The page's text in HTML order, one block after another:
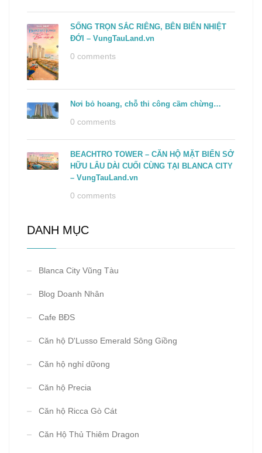
SỐNG TRỌN SẮC RIÊNG, BÊN BIỂN NHIỆT
ĐỚI – VungTauLand.vn
0 comments
Nơi bỏ hoang, chỗ thi công cầm chừng…
0 comments
BEACHTRO TOWER – CĂN HỘ MẶT BIỂN SỞ
HỮU LÂU DÀI CUỐI CÙNG TẠI BLANCA CITY
– VungTauLand.vn
0 comments
DANH MỤC
Blanca City Vũng Tàu
Blog Doanh Nhân
Cafe BĐS
Căn hộ D'Lusso Emerald Sông Giồng
Căn hộ nghỉ dữong
Căn hộ Precia
Căn hộ Ricca Gò Cát
Căn Hộ Thủ Thiêm Dragon